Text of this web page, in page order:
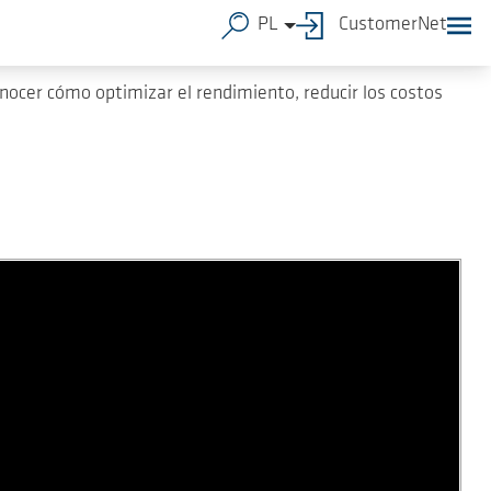
PL CustomerNet
cómo optimizar el rendimiento, reducir los costos